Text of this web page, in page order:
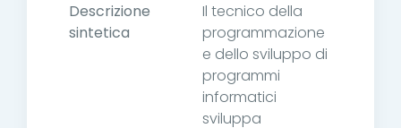
Descrizione
sintetica
Il tecnico della
programmazione
e dello sviluppo di
programmi
informatici
sviluppa